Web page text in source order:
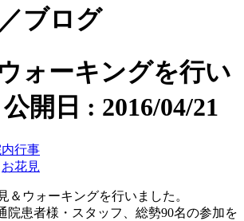
ブログ
ォーキングを行い
公開日 : 2016/04/21
内行事
お花見
＆ウォーキングを行いました。
院患者様・スタッフ、総勢90名の参加を